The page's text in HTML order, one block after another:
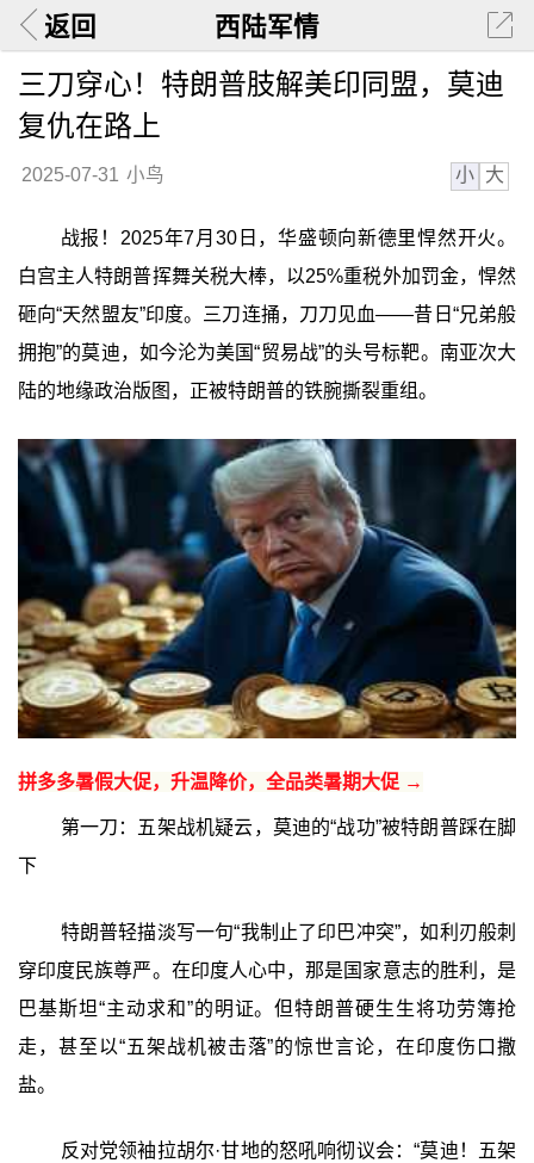
返回 西陆军情
三刀穿心！特朗普肢解美印同盟，莫迪
复仇在路上
2025-07-31 小鸟 小 大
战报！2025年7月30日，华盛顿向新德里悍然开火。
白宫主人特朗普挥舞关税大棒，以25%重税外加罚金，悍然
砸向“天然盟友”印度。三刀连捅，刀刀见血——昔日“兄弟般
拥抱”的莫迪，如今沦为美国“贸易战”的头号标靶。南亚次大
陆的地缘政治版图，正被特朗普的铁腕撕裂重组。
拼多多暑假大促，升温降价，全品类暑期大促 →
第一刀：五架战机疑云，莫迪的“战功”被特朗普踩在脚
下
特朗普轻描淡写一句“我制止了印巴冲突”，如利刃般刺
穿印度民族尊严。在印度人心中，那是国家意志的胜利，是
巴基斯坦“主动求和”的明证。但特朗普硬生生将功劳簿抢
走，甚至以“五架战机被击落”的惊世言论，在印度伤口撒
盐。
反对党领袖拉胡尔·甘地的怒吼响彻议会：“莫迪！五架